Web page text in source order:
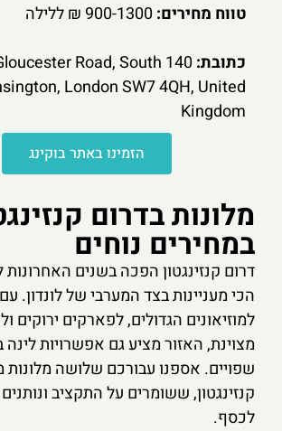
טווח מחירים:
כתובת:
Gloucester Road, South
London SW7 4QH, United
Kingdom
הזמינו באתר בוקינג
מלונות בדרום
במחירים נוחים
דרום קנזינגטון הפכה בשנים
הכי מעניינות בצד המערבי של לונדון.
למוזיאונים הגדולים, לפארקים ירוקים
מצוינת, האזור מציע גם אפשרויות לינה
שפויים. אספנו עבורכם שלושה מלונות
קנזינגטון, ששומרים על התקציב
לכסף.